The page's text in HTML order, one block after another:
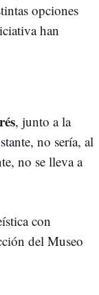
opciones
han
, junto a la
no sería, al
no se lleva a
con
del Museo